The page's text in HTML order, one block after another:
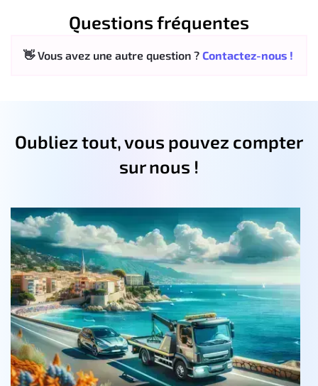
Questions fréquentes
👋 Vous avez une autre question ? Contactez-nous !
Oubliez tout, vous pouvez compter
sur nous !